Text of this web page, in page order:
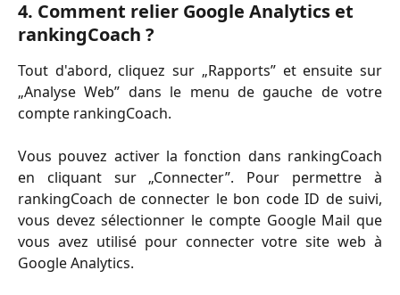
4. Comment relier Google Analytics et
rankingCoach ?
Tout d'abord, cliquez sur „Rapports” et ensuite sur
„Analyse Web” dans le menu de gauche de votre
compte rankingCoach.
Vous pouvez activer la fonction dans rankingCoach
en cliquant sur „Connecter”. Pour permettre à
rankingCoach de connecter le bon code ID de suivi,
vous devez sélectionner le compte Google Mail que
vous avez utilisé pour connecter votre site web à
Google Analytics.